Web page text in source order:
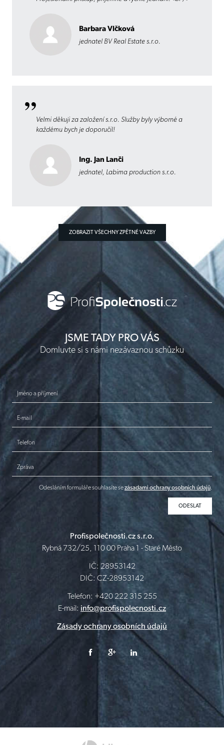
Barbara Vlčková
jednatel BV Real Estate s.r.o.
Velmi děkuji za založení s.r.o. Služby byly výborné a
každému bych je doporučil!
Ing. Jan Lanči
jednatel, Labima production s.r.o.
ZOBRAZIT VŠECHNY ZPĚTNÉ VAZBY
JSME TADY PRO VÁS
Domluvte si s námi nezávaznou schůzku
Jméno a příjmení
E-mail
Telefon
Zpráva
Odesláním formuláře souhlasíte sezásadami ochrany osobních údajů.
Profispolečnosti.cz s.r.o.
Rybná 732/25, 110 00 Praha 1 - Staré Město
IČ: 28953142
DIČ: CZ-28953142
Telefon: +420 222 315 255
E-mail: info@profispolecnosti.cz
Zásady ochrany osobních údajů